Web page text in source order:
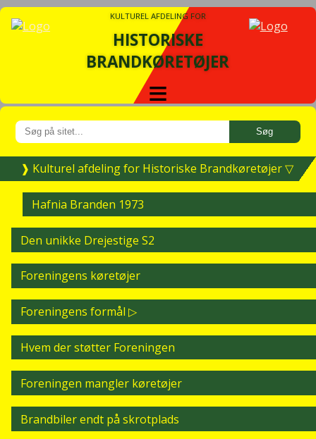
KULTUREL AFDELING FOR
HISTORISKE
BRANDKØRETØJER
≡
Kulturel afdeling for Historiske Brandkøretøjer
Hafnia Branden 1973
Den unikke Drejestige S2
Foreningens køretøjer
Foreningens formål
Hvem der støtter Foreningen
Foreningen mangler køretøjer
Brandbiler endt på skrotplads